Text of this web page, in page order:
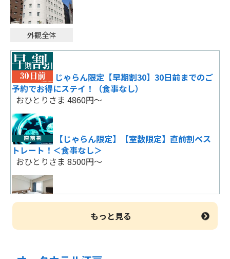
外観全体
じゃらん限定【早期割30】30日前までのご
予約でお得にステイ！（食事なし）
おひとりさま 4860円～
【じゃらん限定】【室数限定】直前割ベス
トレート！＜食事なし＞
おひとりさま 8500円～
割引物語～宿を求めて～＜食事なし＞
おひとりさま 15490円～もっと見る